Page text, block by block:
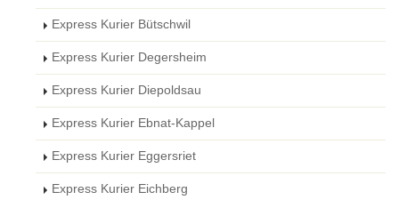
Express Kurier Bütschwil
Express Kurier Degersheim
Express Kurier Diepoldsau
Express Kurier Ebnat-Kappel
Express Kurier Eggersriet
Express Kurier Eichberg